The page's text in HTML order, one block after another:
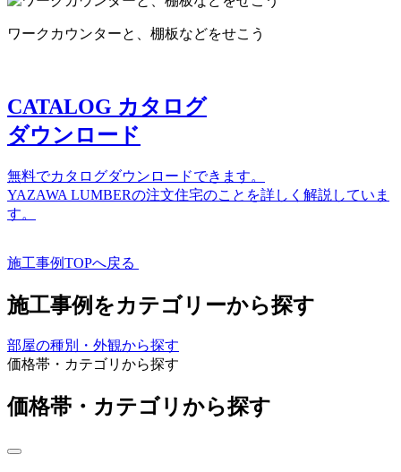
ワークカウンターと、棚板などをせこう
CATALOG カタログ
ダウンロード
無料でカタログダウンロードできます。
YAZAWA LUMBERの注文住宅のことを詳しく解説していま
す。
施工事例TOPへ戻る
施工事例をカテゴリーから探す
部屋の種別・外観から探す
価格帯・カテゴリから探す
価格帯・カテゴリから探す